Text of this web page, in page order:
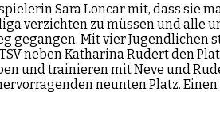
Sara Loncar mit, dass sie
verzichten zu müssen und alle
gegangen. Mit vier Jugendlichen
neben Katharina Rudert den
und trainieren mit Neve und
neunten Platz. Einen